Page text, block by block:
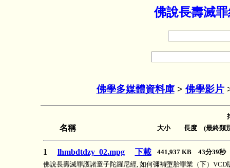
佛說長壽滅
佛學多媒體資料庫> 佛學影片
名稱 大小 長度 (最終類
1 lhmbdtdzy_02.mpg 下載
441,937 KB 43分39
佛說長壽滅罪護諸童子陀羅尼經, 如何彌補墮胎罪業（下）VCD